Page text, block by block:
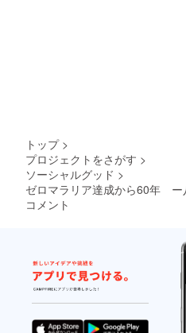
トップ >
プロジェクトをさがす >
ソーシャルグッド >
ゼロマラリア達成から60年 ー
コメント